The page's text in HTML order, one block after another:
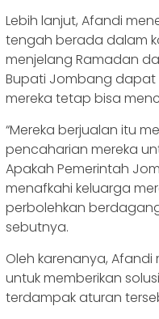
Lebih lanjut, Afandi
tengah berada dalam
menjelang Ramadan
Bupati Jombang dapat
mereka tetap bisa
“Mereka berjualan itu
pencaharian mereka
Apakah Pemerintah
menafkahi keluarga
perbolehkan
sebutnya.
Oleh karenanya,
untuk memberikan
terdampak aturan